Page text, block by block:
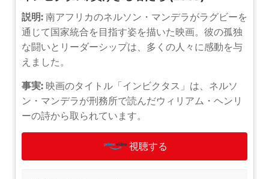
説明: 南アフリカのネルソン・マンデラがラグビーを
通じて国家統合を目指す姿を描いた映画。彼の孤独
な闘いとリーダーシップは、多くの人々に感動を与
えました。
事実: 映画のタイトル「インビクタス」は、ネルソ
ン・マンデラが刑務所で読んだウィリアム・ヘンリ
ーの詩から取られています。
視聴する